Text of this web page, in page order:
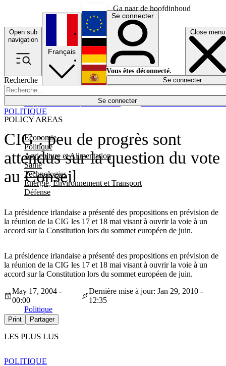
Ga naar de hoofdinhoud
Open sub
navigation
Close menu
Recherche
Se connecter
POLICY AREAS
Economie
Politique
Agriculture et Alimentation
Santé
Technologies
Energie, Environnement et Transport
Défense
Économie
Français
English
Deutsch
Español
Se connecter
Vous êtes déconnecté.
Se connecter
CIG : peu de progrès sont
attendus sur la question du vote
au Conseil
La présidence irlandaise a présenté des propositions en prévision de
la réunion de la CIG les 17 et 18 mai visant à ouvrir la voie à un
accord sur la Constitution lors du sommet européen de juin.
POLITIQUE
La présidence irlandaise a présenté des propositions en prévision de
la réunion de la CIG les 17 et 18 mai visant à ouvrir la voie à un
accord sur la Constitution lors du sommet européen de juin.
May 17, 2004 -
00:00
Dernière mise à jour: Jan 29, 2010 -
12:35
Politique
Print Partager
LES PLUS LUS
POLITIQUE